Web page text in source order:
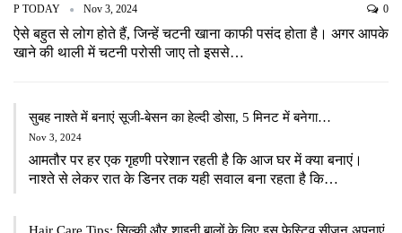
P TODAY Nov 3, 2024 0
ऐसे बहुत से लोग होते हैं, जिन्हें चटनी खाना काफी पसंद होता है। अगर आपके
खाने की थाली में चटनी परोसी जाए तो इससे…
सुबह नाश्ते में बनाएं सूजी-बेसन का हेल्दी डोसा, 5 मिनट में बनेगा…
Nov 3, 2024
आमतौर पर हर एक गृहणी परेशान रहती है कि आज घर में क्या बनाएं।
नाश्ते से लेकर रात के डिनर तक यही सवाल बना रहता है कि…